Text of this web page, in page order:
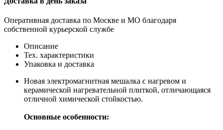
Оперативная доставка по Москве и МО благодаря
собственной курьерской службе
Описание
Тех. характеристики
Упаковка и доставка
Новая электромагнитная мешалка с нагревом и
керамической нагревательной плиткой, отличающаяся
отличной химической стойкостью.
Основные особенности: